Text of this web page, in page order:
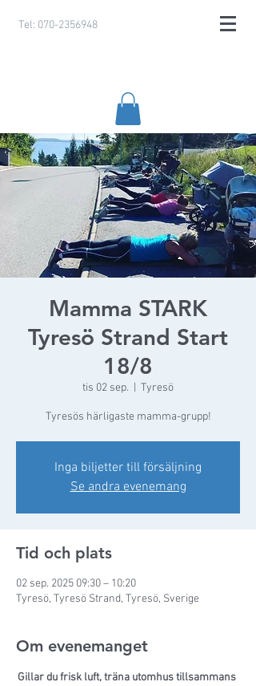
Tel: 070-2356948
Mamma STARK
Tyresö Strand Start
18/8
tis 02 sep. Tyresö
Tyresös härligaste mamma-grupp!
Inga biljetter till försäljning
Se andra evenemang
Tid och plats
02 sep. 2025 09:30 – 10:20
Tyresö, Tyresö Strand, Tyresö, Sverige
Om evenemanget
Gillar du frisk luft, träna utomhus tillsammans